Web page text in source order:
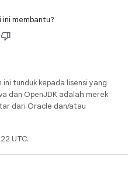
ini membantu?
tunduk kepada lisensi yang
dan OpenJDK adalah merek
dari Oracle dan/atau
UTC.